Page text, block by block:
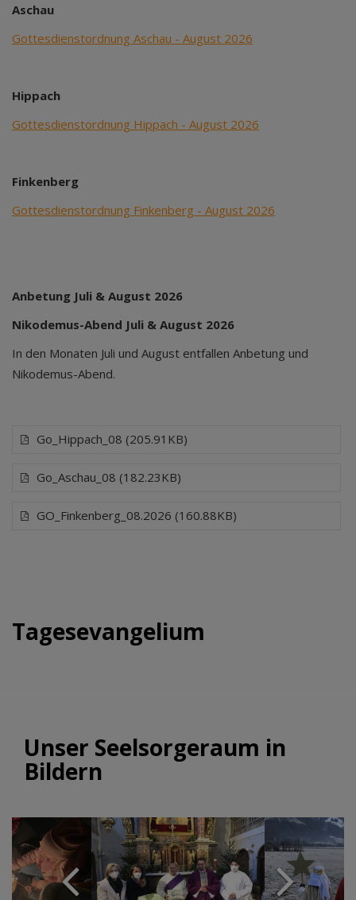
Aschau
Gottesdienstordnung Aschau - August 2026
Hippach
Gottesdienstordnung Hippach - August 2026
Finkenberg
Gottesdienstordnung Finkenberg - August 2026
Anbetung Juli & August 2026
Nikodemus-Abend Juli & August 2026
In den Monaten Juli und August entfallen Anbetung und
Nikodemus-Abend.
Go_Hippach_08 (205.91KB)
Go_Aschau_08 (182.23KB)
GO_Finkenberg_08.2026 (160.88KB)
Tagesevangelium
Unser Seelsorgeraum in
Bildern